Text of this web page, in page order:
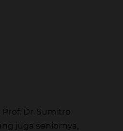
Dr. Sumitro
juga seniornya,